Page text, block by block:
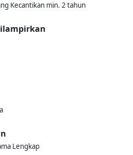
Kecantikan min. 2 tahun
Lengkap